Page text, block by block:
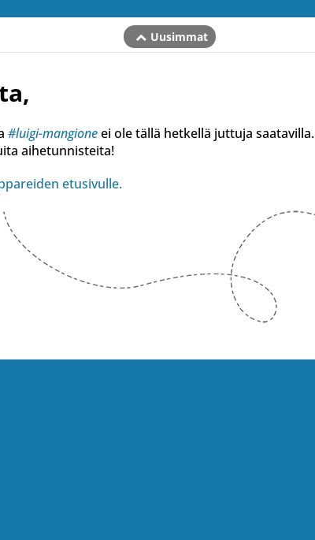
Uusimmat
#luigi-mangioneei ole tällä hetkellä juttuja saatavilla.
aihetunnisteita!
etusivulle.